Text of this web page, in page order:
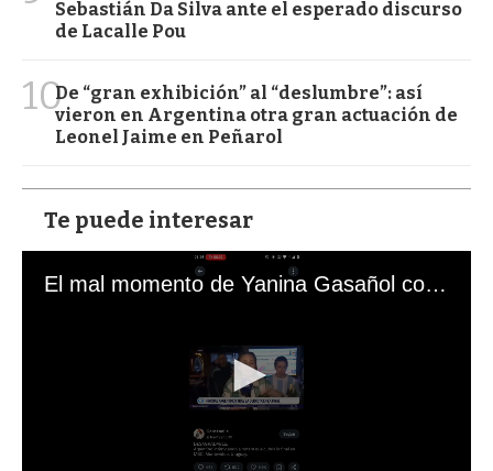
Sebastián Da Silva ante el esperado discurso
de Lacalle Pou
10De “gran exhibición” al “deslumbre”: así
vieron en Argentina otra gran actuación de
Leonel Jaime en Peñarol
Te puede interesar
El mal momento de Yanina Gasañol con un hincha argentino en "Subrayado"